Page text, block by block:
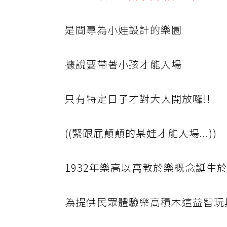
是間專為小娃設計的樂園
據說要帶著小孩才能入場
只有特定日子才對大人開放囉!!
((緊跟屁顛顛的某娃才能入場...))
1932年樂高以寓教於樂概念誕生
為提供民眾體驗樂高積木這益智玩